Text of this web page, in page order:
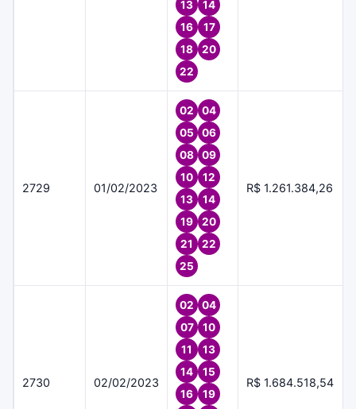
13
14
16
17
18
20
22
2729 01/02/2023
02
04
05
06
08
09
10
12
13
14
19
20
21
22
25
R$ 1.261.384,26
2730 02/02/2023
02
04
07
10
11
13
14
15
16
19
R$ 1.684.518,54